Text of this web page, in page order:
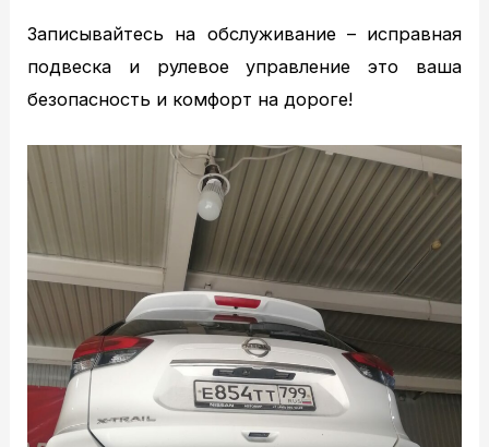
Контакты
Записывайтесь на обслуживание – исправная
подвеска и рулевое управление это ваша
безопасность и комфорт на дороге!